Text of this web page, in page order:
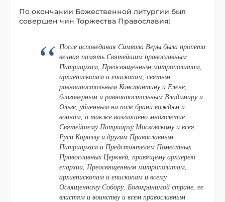
По окончании Божественной литургии был
совершен чин Торжества Православия:
После исповедания Символа Веры была пропета
вечная память Святейшим православным
Патриархам, Преосвященным митрополитам,
архиепископам и епископам, святым
равноапостольным Константину и Елене,
благоверным и равноапостольным Владимиру и
Ольге, убиенным на поле брани вождям и
воинам, а также возглашено многолетие
Святейшему Патриарху Московскому и всея
Руси Кириллу и другим Православным
Патриархам и Предстоятелям Поместных
Православных Церквей, правящему архиерею
епархии, Преосвященным митрополитам,
архиепископам и епископам и всему
Освященному Собору, Богохранимой стране, ее
властям и воинству и всем православным